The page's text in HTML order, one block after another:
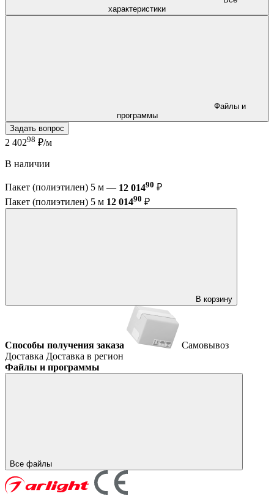
характеристики
программы
Задать вопрос
2 40298 ₽/м
В наличии
Пакет (полиэтилен) 5 м — 12 01490 ₽
Пакет (полиэтилен) 5 м 12 01490 ₽
В корзину
Способы получения заказа
Самовывоз
Доставка Доставка в регион
Файлы и программы
Все файлы